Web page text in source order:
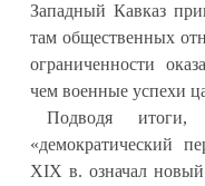
Западный Кавказ
там общественных
ограниченности
чем военные успехи
Подводя итоги,
«демократический
XIX в. означал